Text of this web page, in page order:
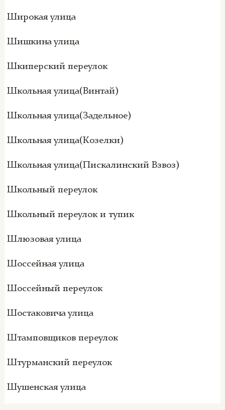
Широкая улица
Шишкина улица
Шкиперский переулок
Школьная улица(Винтай)
Школьная улица(Задельное)
Школьная улица(Козелки)
Школьная улица(Пискалинский Взвоз)
Школьный переулок
Школьный переулок и тупик
Шлюзовая улица
Шоссейная улица
Шоссейный переулок
Шостаковича улица
Штамповщиков переулок
Штурманский переулок
Шушенская улица